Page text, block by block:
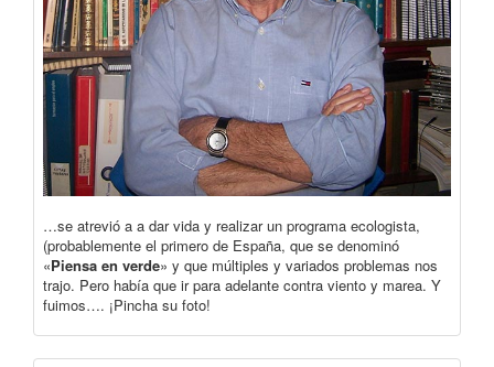
…se atrevió a a dar vida y realizar un programa ecologista,
(probablemente el primero de España, que se denominó
«Piensa en verde» y que múltiples y variados problemas nos
trajo. Pero había que ir para adelante contra viento y marea. Y
fuimos…. ¡Pincha su foto!